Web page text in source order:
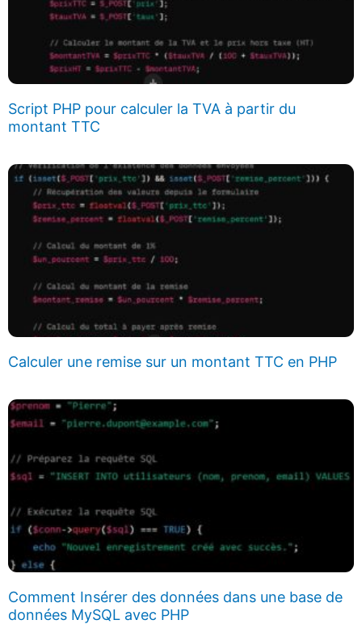
Script PHP pour calculer la TVA à partir du
montant TTC
Calculer une remise sur un montant TTC en PHP
Comment Insérer des données dans une base de
données MySQL avec PHP